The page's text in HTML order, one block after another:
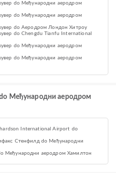
do Међународни аеродром
do Међународни аеродром
do Аеродром Лондон Хитроу
do Chengdu Tianfu International
do Међународни аеродром
do Међународни аеродром
Међународни аеродром
International Airport do
Стенфилд do Међународни
Међународни аеродром Хамилтон